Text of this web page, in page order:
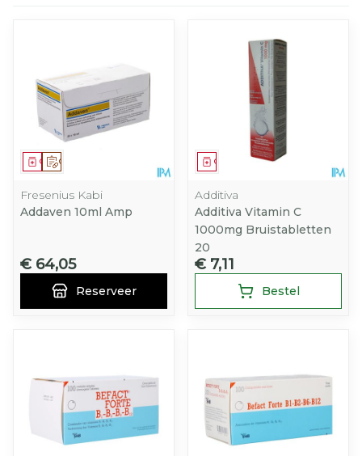
Op voorschrift
Geneesmiddel
Fresenius Kabi
Addaven 10ml Amp
€ 64,05
Reserveer
Geneesmiddel
Additiva
Additiva Vitamin C
1000mg Bruistabletten
20
€ 7,11
Bestel